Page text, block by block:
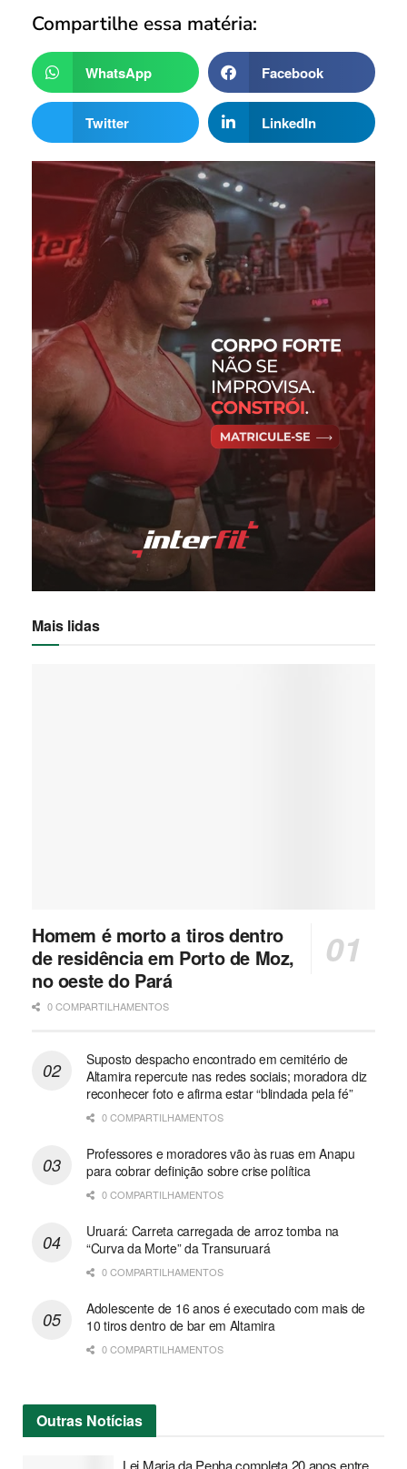
Compartilhe essa matéria:
WhatsApp Facebook
Twitter LinkedIn
Mais lidas
Homem é morto a tiros dentro
de residência em Porto de Moz,
no oeste do Pará
0 COMPARTILHAMENTOS
Suposto despacho encontrado em cemitério de
Altamira repercute nas redes sociais; moradora diz
reconhecer foto e afirma estar “blindada pela fé”
0 COMPARTILHAMENTOS
Professores e moradores vão às ruas em Anapu
para cobrar definição sobre crise política
0 COMPARTILHAMENTOS
Uruará: Carreta carregada de arroz tomba na
“Curva da Morte” da Transuruará
0 COMPARTILHAMENTOS
Adolescente de 16 anos é executado com mais de
10 tiros dentro de bar em Altamira
0 COMPARTILHAMENTOS
Outras Notícias
Lei Maria da Penha completa 20 anos entre